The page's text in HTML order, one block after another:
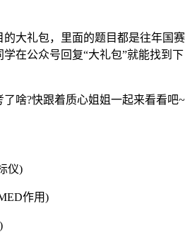
大礼包，里面的题目都是往年国赛
在公众号回复“大礼包”就能找到下
啥?快跟着质心姐姐一起来看看吧~
仪)
作用)